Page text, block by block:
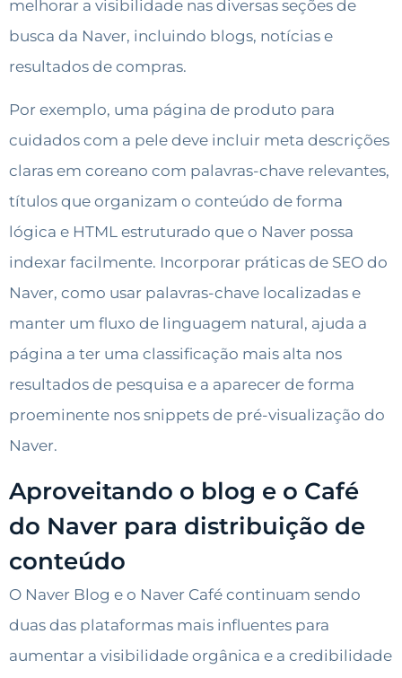
melhorar a visibilidade nas diversas seções de
busca da Naver, incluindo blogs, notícias e
resultados de compras.
Por exemplo, uma página de produto para
cuidados com a pele deve incluir meta descrições
claras em coreano com palavras-chave relevantes,
títulos que organizam o conteúdo de forma
lógica e HTML estruturado que o Naver possa
indexar facilmente. Incorporar práticas de SEO do
Naver, como usar palavras-chave localizadas e
manter um fluxo de linguagem natural, ajuda a
página a ter uma classificação mais alta nos
resultados de pesquisa e a aparecer de forma
proeminente nos snippets de pré-visualização do
Naver.
Aproveitando o blog e o Café
do Naver para distribuição de
conteúdo
O Naver Blog e o Naver Café continuam sendo
duas das plataformas mais influentes para
aumentar a visibilidade orgânica e a credibilidade